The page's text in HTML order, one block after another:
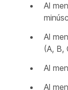
Al
Al
(A, B,
Al
Al